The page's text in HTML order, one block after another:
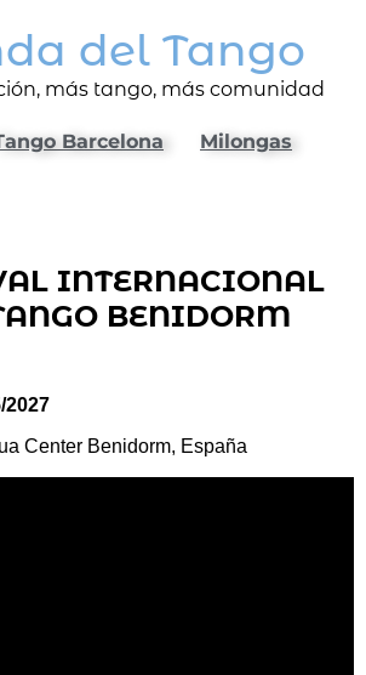
del Tango
más tango, más comunidad
Barcelona
Milongas
INTERNACIONAL
BENIDORM
2027
Center Benidorm, España